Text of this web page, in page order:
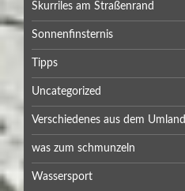
Skurriles am Straßenrand
Sonnenfinsternis
Tipps
Uncategorized
Verschiedenes aus dem Umland
was zum schmunzeln
Wassersport